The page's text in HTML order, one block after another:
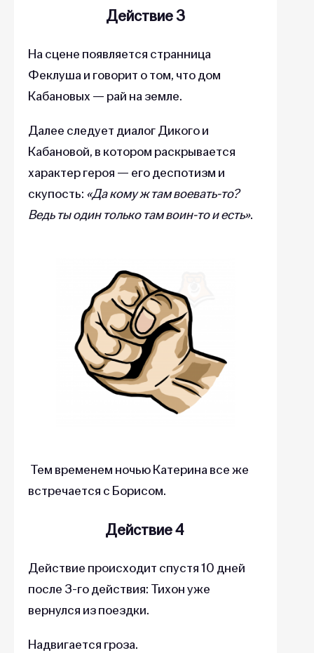
Действие 3
На сцене появляется странница
Феклуша и говорит о том, что дом
Кабановых — рай на земле.
Далее следует диалог Дикого и
Кабановой, в котором раскрывается
характер героя — его деспотизм и
скупость: «Да кому ж там воевать-то?
Ведь ты один только там воин-то и есть».
Тем временем ночью Катерина все же
встречается с Борисом.
Действие 4
Действие происходит спустя 10 дней
после 3-го действия: Тихон уже
вернулся из поездки.
Надвигается гроза.